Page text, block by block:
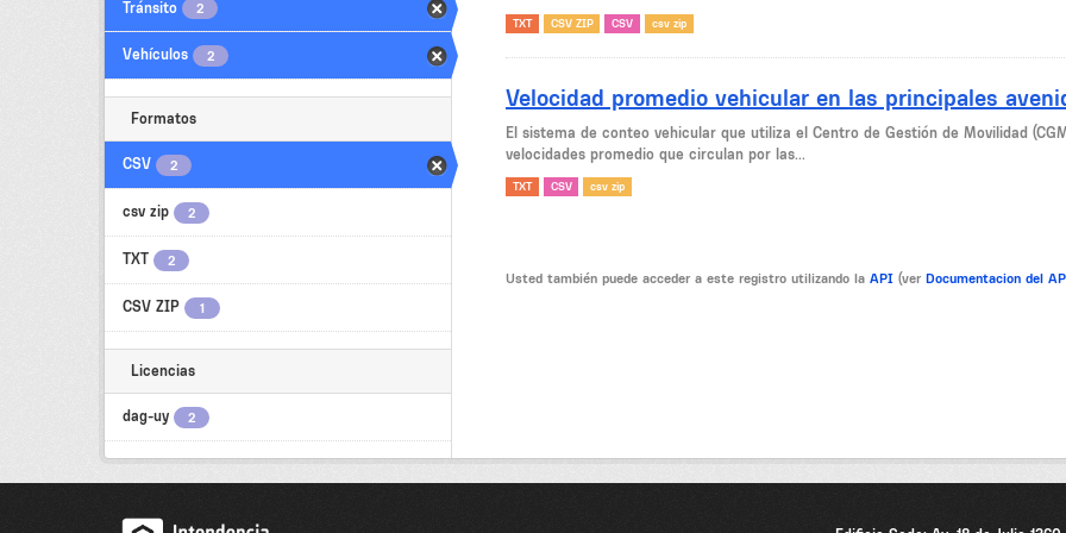
Tránsito 2
Vehículos 2
Formatos
CSV 2
csv zip 2
TXT 2
CSV ZIP 1
Licencias
dag-uy 2
TXT CSV ZIP CSV csv zip
Velocidad promedio vehicular en las principales
El sistema de conteo vehicular que utiliza el Centro de Gestión de Movilidad
velocidades promedio que circulan por las...
TXT CSV csv zip
Usted también puede acceder a este registro utilizando la API (ver Documentacion del